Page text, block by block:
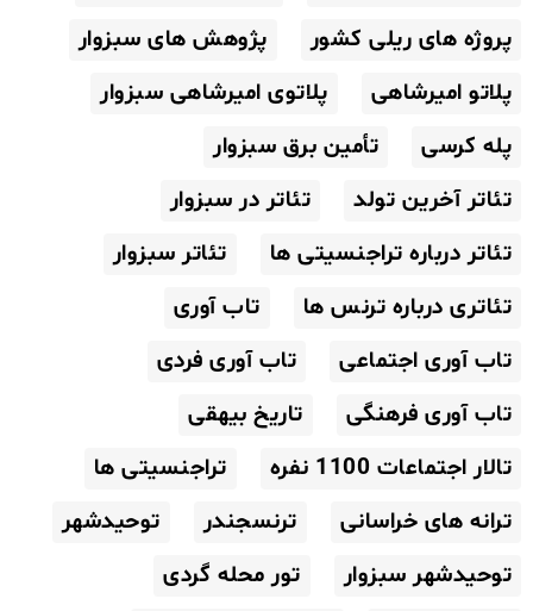
پروژه های ریلی کشور
پژوهش های سبزوار
پلاتو امیرشاهی
پلاتوی امیرشاهی سبزوار
پله کرسی
تأمین برق سبزوار
تئاتر آخرین تولد
تئاتر در سبزوار
تئاتر درباره تراجنسیتی ها
تئاتر سبزوار
تئاتری درباره ترنس ها
تاب آوری
تاب آوری اجتماعی
تاب آوری فردی
تاب آوری فرهنگی
تاریخ بیهقی
تالار اجتماعات 1100 نفره
تراجنسیتی ها
ترانه های خراسانی
ترنسجندر
توحیدشهر
توحیدشهر سبزوار
تور محله گردی